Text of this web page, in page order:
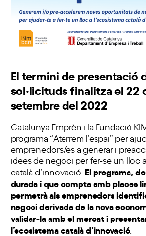
El termini de presentació
sol·licituds finalitza el 22
setembre del 2022
Catalunya Emprèn i la Fundació
programa “Aterrem l’espai” per
emprenedors/es a generar i
idees de negoci per fer-se un lloc
català d’innovació. El programa,
durada i que compta amb places
permetrà als emprenedors
negoci derivada de la nova
validar-la amb el mercat i
l’ecosistema català d’innovació